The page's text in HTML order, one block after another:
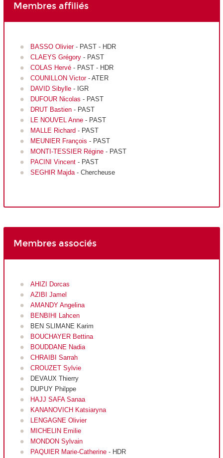
Membres affiliés
BASSO Olivier - PAST - HDR
CLAEYS Grégory- PAST
COLAS Hervé- PAST - HDR
COUNILLON Victor- ATER
DAVID Sibylle- IGR
DUFOUR Nicolas - PAST
DRUT Bastien - PAST
LE NOUVEL Anne- PAST
MALLE Richard - PAST
MEUNIER François - PAST
MONTI-TESSIER Régine- PAST
PACINI Vincent - PAST
SEGHIR Majda- Chercheuse
Membres associés
AHIZI Dorcas
AZIBI Jamel
AMANDY Angelina
BENBIHI Lahcen
BEN SLIMANE Karim
BOUCHAYER Bettina
BOUDDANE Nadia
CHRAIBI Sarrah
CROUZET Sylvie
DEVAUX Thierry
DUPUY Philppe
HAJJ SAFA Sanaa
KANANOVICH Katsiaryna
LENGAGNE Olivier
MICHELIN Emilie
MONDON Sylvain
PAQUIER Marie-Catherine- HDR